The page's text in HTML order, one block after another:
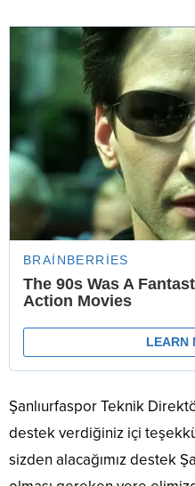
Şanlıurfaspor Teknik
destek verdiğiniz içi
sizden alacağımız destek